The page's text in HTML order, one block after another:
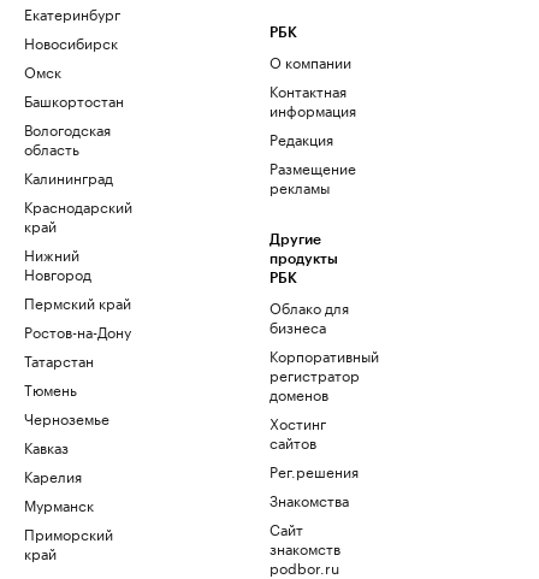
Екатеринбург
Новосибирск
Омск
Башкортостан
Вологодская
область
Калининград
Краснодарский
край
Нижний
Новгород
Пермский край
Ростов-на-Дону
Татарстан
Тюмень
Черноземье
Кавказ
Карелия
Мурманск
Приморский
край
РБК
О компании
Контактная
информация
Редакция
Размещение
рекламы
Другие
продукты
РБК
Облако для
бизнеса
Корпоративный
регистратор
доменов
Хостинг
сайтов
Рег.решения
Знакомства
Сайт
знакомств
podbor.ru